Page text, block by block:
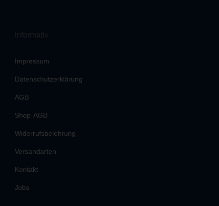
Informativ
Impressum
Datenschutzerklärung
AGB
Shop-AGB
Widerrufsbelehrung
Versandarten
Kontakt
Jobs